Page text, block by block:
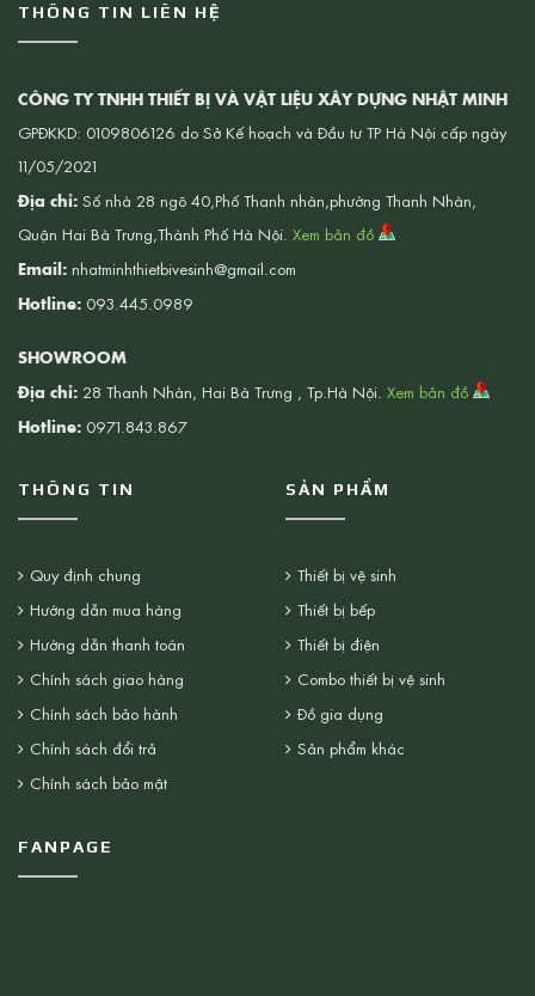
THÔNG TIN LIÊN HỆ
CÔNG TY TNHH THIẾT BỊ VÀ VẬT LIỆU XÂY DỰNG NHẬT MINH
GPĐKKD: 0109806126 do Sở Kế hoạch và Đầu tư TP Hà Nội cấp ngày
11/05/2021
Địa chỉ: Số nhà 28 ngõ 40,Phố Thanh nhàn,phường Thanh Nhàn,
Quận Hai Bà Trưng,Thành Phố Hà Nội. Xem bản đồ
Email: nhatminhthietbivesinh@gmail.com
Hotline: 093.445.0989
SHOWROOM
Địa chỉ: 28 Thanh Nhàn, Hai Bà Trưng , Tp.Hà Nội. Xem bản đồ
Hotline: 0971.843.867
THÔNG TIN
Quy định chung
Hướng dẫn mua hàng
Hướng dẫn thanh toán
Chính sách giao hàng
Chính sách bảo hành
Chính sách đổi trả
Chính sách bảo mật
SẢN PHẨM
Thiết bị vệ sinh
Thiết bị bếp
Thiết bị điện
Combo thiết bị vệ sinh
Đồ gia dụng
Sản phẩm khác
FANPAGE